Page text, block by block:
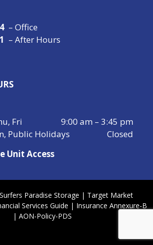
– Office
– After Hours
Fri
9:00 am – 3:45 pm
Public Holidays
Closed
Unit Access
Paradise Storage | Target Market
Services Guide | Insurance Annexure-B
| AON-Policy-PDS